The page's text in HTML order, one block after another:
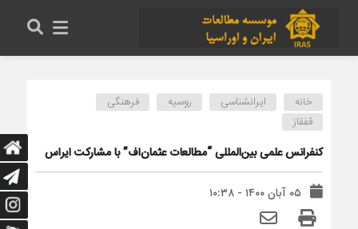
خانه ایرانشناسی روسیه
فرهنگی
قفقاز
کنفرانس علمی بین‌المللی “مطالعات عثمان‌اف” با مشارکت ایراس
۰۵ آبان ۱۴۰۰ - ۱۰:۳۸